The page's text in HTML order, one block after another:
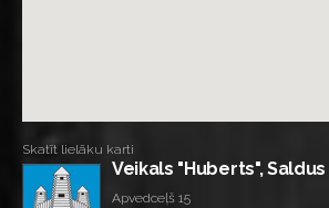
Skatīt lielāku karti
Veikals "Huberts", Saldus
Apvedceļš 15